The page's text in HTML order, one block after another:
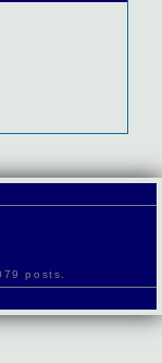
posts.